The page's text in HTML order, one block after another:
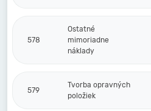
578
Ostatné
mimoriadne
náklady
579
Tvorba opravných
položiek